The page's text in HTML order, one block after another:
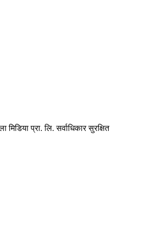
प्रा. लि. सर्वाधिकार सुरक्षित